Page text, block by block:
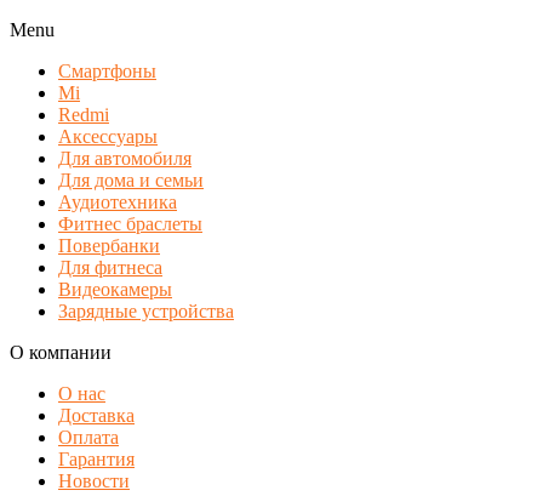
Menu
Смартфоны
Mi
Redmi
Аксессуары
Для автомобиля
Для дома и семьи
Аудиотехника
Фитнес браслеты
Повербанки
Для фитнеса
Видеокамеры
Зарядные устройства
О компании
О нас
Доставка
Оплата
Гарантия
Новости